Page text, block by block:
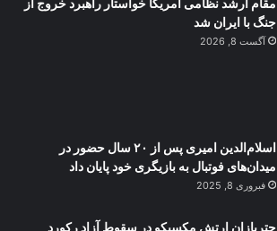
جنگ با ایران شد
آگست 8, 2026
اسلام‌الدین امیری پس از ۲۰ سال حضور در
میدان‌های فوتبال به بازیگری خود پایان داد
فبروری 8, 2025
چتربازان ارتش مکسیکو در سقوط آزاد رکورد